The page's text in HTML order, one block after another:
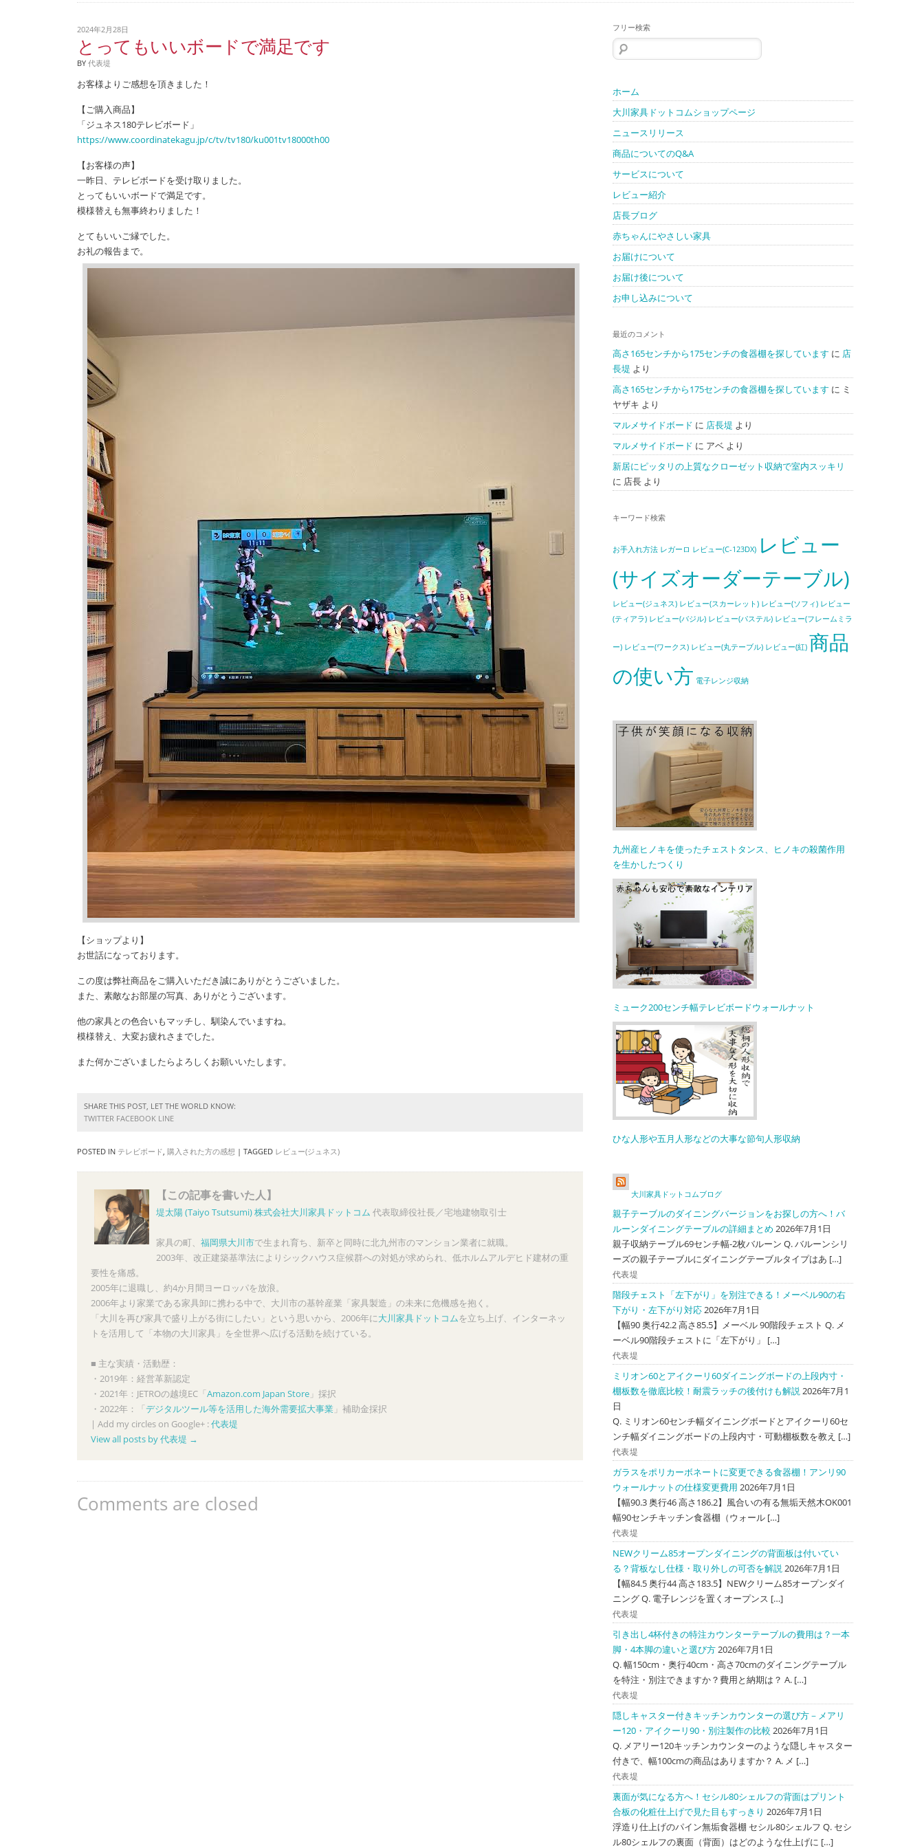
2024年2月28日
とってもいいボードで満足です
BY 代表堤
お客様よりご感想を頂きました！
【ご購入商品】
「ジュネス180テレビボード」
https://www.coordinatekagu.jp/c/tv/tv180/ku001tv18000th00
【お客様の声】
一昨日、テレビボードを受け取りました。
とってもいいボードで満足です。
模様替えも無事終わりました！
とてもいいご縁でした。
お礼の報告まで。
【ショップより】
お世話になっております。
この度は弊社商品をご購入いただき誠にありがとうございました。
また、素敵なお部屋の写真、ありがとうございます。
他の家具との色合いもマッチし、馴染んでいますね。
模様替え、大変お疲れさまでした。
また何かございましたらよろしくお願いいたします。
SHARE THIS POST, LET THE WORLD KNOW:
TWITTER FACEBOOK LINE
POSTED IN テレビボード 購入された方の感想 | TAGGED レビュー(ジュネス)
【この記事を書いた人】
堤太陽 (Taiyo Tsutsumi)株式会社大川家具ドットコム 代表取締役社長／宅地建物取引士
家具の町、 福岡県大川市で生まれ育ち、新卒と同時に北九州市のマンション業者に就職。
2003年、改正建築基準法によりシックハウス症候群への対処が求められ、低ホルムアルデヒド建材の重
要性を痛感。
2005年に退職し、約4か月間ヨーロッパを放浪。
2006年より家業である家具卸に携わる中で、大川市の基幹産業「家具製造」の未来に危機感を抱く。
「大川を再び家具で盛り上がる街にしたい」という思いから、2006年に大川家具ドットコムを立ち上げ、インターネッ
トを活用して「本物の大川家具」を全世界へ広げる活動を続けている。
■ 主な実績・活動歴：
・2019年：経営革新認定
・2021年：JETROの越境EC「Amazon.com Japan Store 」採択
・2022年：「デジタルツール等を活用した海外需要拡大事業 」補助金採択
| Add my circles on Google+ :代表堤
View all posts by 代表堤 →
Comments are closed
フリー検索
検
索:
ホーム
大川家具ドットコムショップページ
ニュースリリース
商品についてのQ&A
サービスについて
レビュー紹介
店長ブログ
赤ちゃんにやさしい家具
お届けについて
お届け後について
お申し込みについて
最近のコメント
高さ165センチから175センチの食器棚を探しています に 店
長堤 より
高さ165センチから175センチの食器棚を探しています に ミ
ヤザキ より
マルメサイドボード に 店長堤 より
マルメサイドボード に アベより
新居にピッタリの上質なクローゼット収納で室内スッキリ
に 店長より
キーワード検索
お手入れ方法 レガーロ レビュー(C-123DX) レビュー
(サイズオーダーテーブル)
レビュー(ジュネス) レビュー(スカーレット) レビュー(ソフィ) レビュー
(ティアラ) レビュー(バジル) レビュー(パステル) レビュー(フレームミラ
ー) レビュー(ワークス) レビュー(丸テーブル) レビュー(紅) 商品
の使い方 電子レンジ収納
九州産ヒノキを使ったチェストタンス、ヒノキの殺菌作用
を生かしたつくり
ミューク200センチ幅テレビボードウォールナット
ひな人形や五月人形などの大事な節句人形収納
大川家具ドットコムブログ
親子テーブルのダイニングバージョンをお探しの方へ！バ
ルーンダイニングテーブルの詳細まとめ 2026年7月1日
親子収納テーブル69センチ幅-2枚バルーン Q. バルーンシリ
ーズの親子テーブルにダイニングテーブルタイプはあ […]
代表堤
階段チェスト「左下がり」を別注できる！メーベル90の右
下がり・左下がり対応 2026年7月1日
【幅90 奥行42.2 高さ85.5】メーベル 90階段チェスト Q. メ
ーベル90階段チェストに「左下がり」 […]
代表堤
ミリオン60とアイクーリ60ダイニングボードの上段内寸・
棚板数を徹底比較！耐震ラッチの後付けも解説 2026年7月1
日
Q. ミリオン60センチ幅ダイニングボードとアイクーリ60セ
ンチ幅ダイニングボードの上段内寸・可動棚板数を教え […]
代表堤
ガラスをポリカーボネートに変更できる食器棚！アンリ90
ウォールナットの仕様変更費用 2026年7月1日
【幅90.3 奥行46 高さ186.2】風合いの有る無垢天然木OK001
幅90センチキッチン食器棚（ウォール […]
代表堤
NEWクリーム85オープンダイニングの背面板は付いてい
る？背板なし仕様・取り外しの可否を解説 2026年7月1日
【幅84.5 奥行44 高さ183.5】NEWクリーム85オープンダイ
ニング Q. 電子レンジを置くオープンス […]
代表堤
引き出し4杯付きの特注カウンターテーブルの費用は？一本
脚・4本脚の違いと選び方 2026年7月1日
Q. 幅150cm・奥行40cm・高さ70cmのダイニングテーブル
を特注・別注できますか？費用と納期は？ A. […]
代表堤
隠しキャスター付きキッチンカウンターの選び方－メアリ
ー120・アイクーリ90・別注製作の比較 2026年7月1日
Q. メアリー120キッチンカウンターのような隠しキャスター
付きで、幅100cmの商品はありますか？ A. メ […]
代表堤
裏面が気になる方へ！セシル80シェルフの背面はプリント
合板の化粧仕上げで見た目もすっきり 2026年7月1日
浮造り仕上げのパイン無垢食器棚 セシル80シェルフ Q. セシ
ル80シェルフの裏面（背面）はどのような仕上げに […]